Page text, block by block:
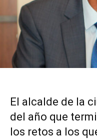
El alcalde de la
del año que
los retos a los